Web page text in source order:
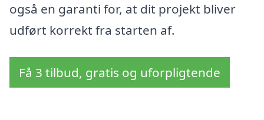
også en garanti for, at dit projekt bliver
udført korrekt fra starten af.
Få 3 tilbud, gratis og uforpligtende